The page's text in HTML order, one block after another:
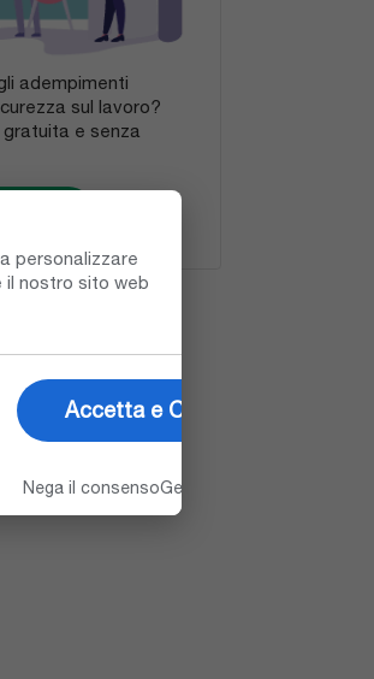
adempimenti
sul lavoro?
gratuita e senza
personalizzare
il nostro sito web
Accetta e Chiudi
Nega il consensoGestisci le opzioni